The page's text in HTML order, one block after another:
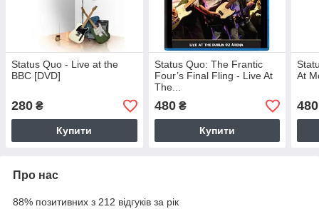
Status Quo - Live at the
BBC [DVD]
280 ₴
Купити
Status Quo: The Frantic
Four’s Final Fling - Live At
The...
480₴
Купити
At
480
Про нас
88% позитивних з 212 відгуків за рік